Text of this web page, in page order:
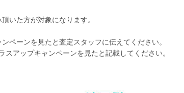
いた方が対象になります。
ペーンを見たと査定スタッフに伝えてください。
アップキャンペーンを見たと記載してください。